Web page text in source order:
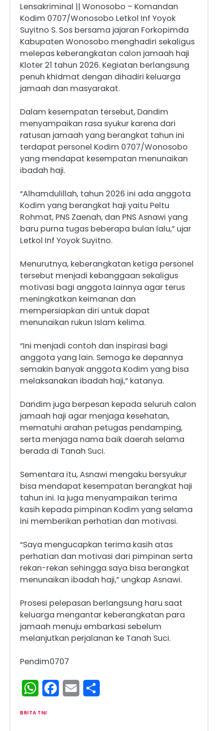
Lensakriminal || Wonosobo – Komandan
Kodim 0707/Wonosobo Letkol Inf Yoyok
Suyitno S. Sos bersama jajaran Forkopimda
Kabupaten Wonosobo menghadiri sekaligus
melepas keberangkatan calon jamaah haji
Kloter 21 tahun 2026. Kegiatan berlangsung
penuh khidmat dengan dihadiri keluarga
jamaah dan masyarakat.
Dalam kesempatan tersebut, Dandim
menyampaikan rasa syukur karena dari
ratusan jamaah yang berangkat tahun ini
terdapat personel Kodim 0707/Wonosobo
yang mendapat kesempatan menunaikan
ibadah haji.
“Alhamdulillah, tahun 2026 ini ada anggota
Kodim yang berangkat haji yaitu Peltu
Rohmat, PNS Zaenah, dan PNS Asnawi yang
baru purna tugas beberapa bulan lalu,” ujar
Letkol Inf Yoyok Suyitno.
Menurutnya, keberangkatan ketiga personel
tersebut menjadi kebanggaan sekaligus
motivasi bagi anggota lainnya agar terus
meningkatkan keimanan dan
mempersiapkan diri untuk dapat
menunaikan rukun Islam kelima.
“Ini menjadi contoh dan inspirasi bagi
anggota yang lain. Semoga ke depannya
semakin banyak anggota Kodim yang bisa
melaksanakan ibadah haji,” katanya.
Dandim juga berpesan kepada seluruh calon
jamaah haji agar menjaga kesehatan,
mematuhi arahan petugas pendamping,
serta menjaga nama baik daerah selama
berada di Tanah Suci.
Sementara itu, Asnawi mengaku bersyukur
bisa mendapat kesempatan berangkat haji
tahun ini. Ia juga menyampaikan terima
kasih kepada pimpinan Kodim yang selama
ini memberikan perhatian dan motivasi.
“Saya mengucapkan terima kasih atas
perhatian dan motivasi dari pimpinan serta
rekan-rekan sehingga saya bisa berangkat
menunaikan ibadah haji,” ungkap Asnawi.
Prosesi pelepasan berlangsung haru saat
keluarga mengantar keberangkatan para
jamaah menuju embarkasi sebelum
melanjutkan perjalanan ke Tanah Suci.
Pendim0707
WhatsAppFacebook
Email
BRITA TNI